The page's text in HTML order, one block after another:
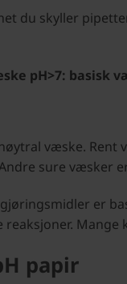
du skyller
pH>7: basisk
væske.
sure væsker
er
papir